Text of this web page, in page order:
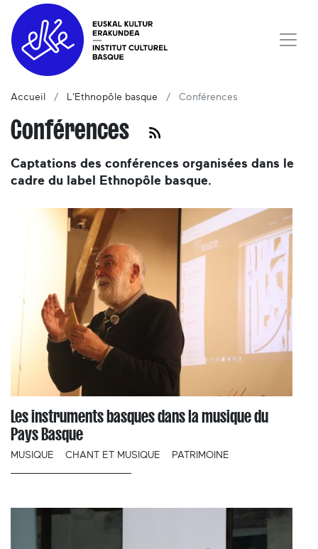
Accueil L'Ethnopôle basque Conférences
Conférences
Captations des conférences organisées dans le
cadre du label Ethnopôle basque.
Les instruments basques dans la musique du
Pays Basque
MUSIQUE CHANT ET MUSIQUE PATRIMOINE